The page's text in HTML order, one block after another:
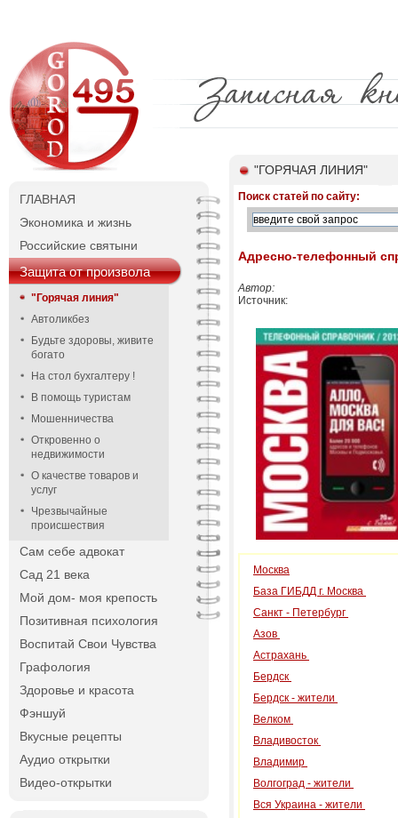
ГЛАВНАЯ
Экономика и жизнь
Российские святыни
Защита от произвола
"Горячая линия"
Автоликбез
Будьте здоровы, живите
богато
На стол бухгалтеру !
В помощь туристам
Мошенничества
Откровенно о
недвижимости
О качестве товаров и
услуг
Чрезвычайные
происшествия
Сам себе адвокат
Сад 21 века
Мой дом- моя крепость
Позитивная психология
Воспитай Свои Чувства
Графология
Здоровье и красота
Фэншуй
Вкусные рецепты
Аудио открытки
Видео-открытки
"ГОРЯЧАЯ ЛИНИЯ"
Поиск статей по сайту:
Адресно-телефонный
Автор:
Источник:
Москва
База ГИБДД г. Москва
Санкт - Петербург
Азов
Астрахань
Бердск
Бердск - жители
Велком
Владивосток
Владимир
Волгоград - жители
Вся Украина - жители